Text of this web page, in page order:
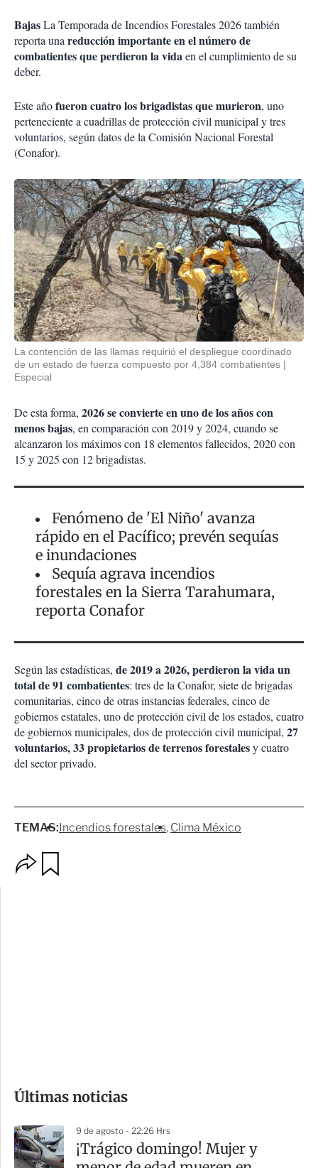
BajasLa Temporada de Incendios Forestales 2026 también
reporta unareducción importante en el número de
combatientes que perdieron la vidaen el cumplimiento de su
deber.
Este añofueron cuatro los brigadistas que murieron, uno
perteneciente a cuadrillas de protección civil municipal y tres
voluntarios, según datos de la Comisión Nacional Forestal
(Conafor).
La contención de las llamas requirió el despliegue coordinado
de un estado de fuerza compuesto por 4,384 combatientes
Especial
De esta forma, 2026 se convierte en uno de los años con
menos bajas, en comparación con 2019 y 2024, cuando se
alcanzaron los máximos con 18 elementos fallecidos, 2020 con
15 y 2025 con 12 brigadistas.
Fenómeno de 'El Niño' avanza
rápido en el Pacífico; prevén sequías
e inundaciones
Sequía agrava incendios
forestales en la Sierra Tarahumara,
reporta Conafor
Según las estadísticas, de 2019 a 2026, perdieron la vida un
total de 91 combatientes: tres de la Conafor, siete de brigadas
comunitarias, cinco de otras instancias federales, cinco de
gobiernos estatales, uno de protección civil de los estados, cuatro
de gobiernos municipales, dos de protección civil municipal, 27
voluntarios, 33 propietarios de terrenos forestalesy cuatro
del sector privado.
TEMAS:Incendios forestales Clima México
m
a
r
Últimas noticias
9 de agosto - 22:26 Hrs
¡Trágico domingo! Mujer y